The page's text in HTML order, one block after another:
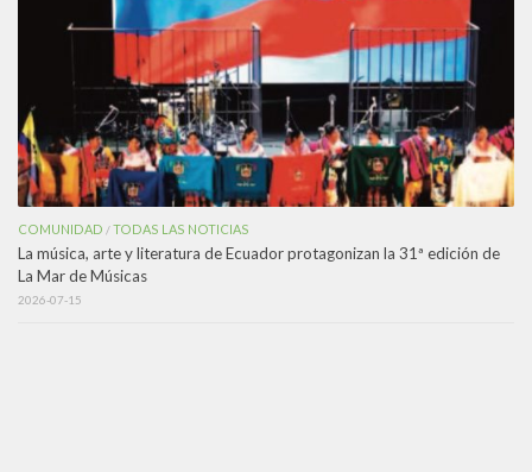
COMUNIDAD /TODAS LAS NOTICIAS
La música, arte y literatura de Ecuador protagonizan la 31ª edición de
La Mar de Músicas
2026-07-15